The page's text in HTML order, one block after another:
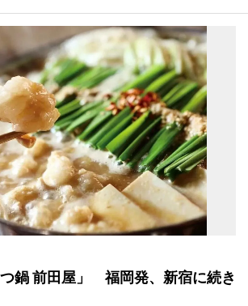
鍋 前田屋」 福岡発、新宿に続き